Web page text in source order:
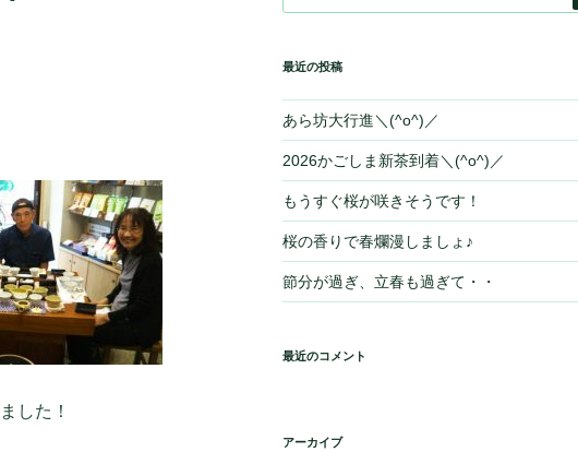
した！
最近の投稿
あら坊大行進＼(^o^)／
2026かごしま新茶到着＼(^o^)／
もうすぐ桜が咲きそうです！
桜の香りで春爛漫しましょ♪
節分が過ぎ、立春も過ぎて・・
最近のコメント
アーカイブ